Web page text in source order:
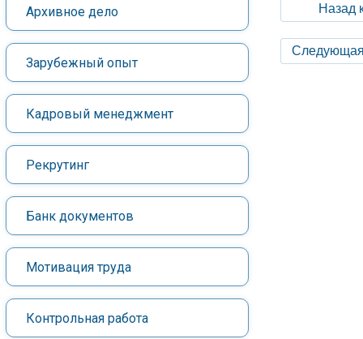
Архивное дело
Зарубежный опыт
Кадровый менеджмент
Рекрутинг
Банк документов
Мотивация труда
Контрольная работа
Назад
Следующая